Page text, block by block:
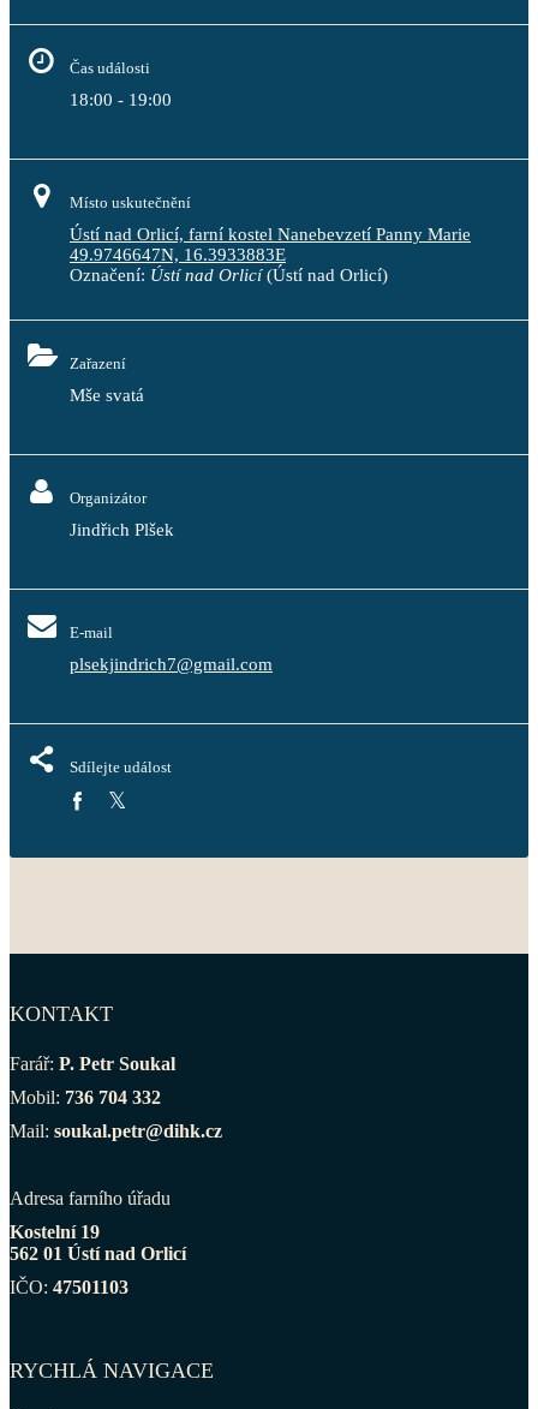
Čas události
18:00 - 19:00
Místo uskutečnění
Ústí nad Orlicí, farní kostel Nanebevzetí Panny Marie
49.9746647N, 16.3933883E
Označení: Ústí nad Orlicí(Ústí nad Orlicí)
Zařazení
Mše svatá
Organizátor
Jindřich Plšek
E-mail
plsekjindrich7@gmail.com
Sdílejte událost
KONTAKT
Farář: P. Petr Soukal
Mobil: 736 704 332
Mail: soukal.petr@dihk.cz
Adresa farního úřadu
Kostelní 19
562 01 Ústí nad Orlicí
IČO: 47501103
RYCHLÁ NAVIGACE